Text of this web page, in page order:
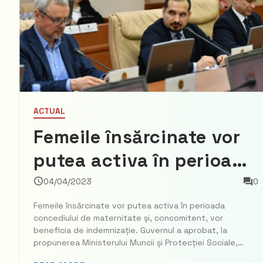
ACTUAL
Femeile însărcinate vor
putea activa în perioada
concediului de
maternitate și,
concomitent, vor
beneficia de
04/04/2023 0
Femeile însărcinate vor putea activa în perioada
concediului de maternitate și, concomitent, vor
beneficia de indemnizație. Guvernul a aprobat, la
propunerea Ministerului Muncii și Protecției Sociale,